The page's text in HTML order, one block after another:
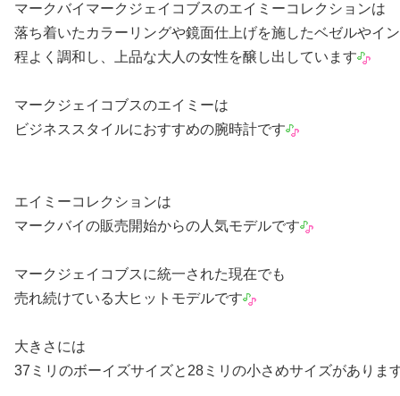
マークバイマークジェイコブスのエイミーコレクションは
落ち着いたカラーリングや鏡面仕上げを施したベゼルやイ
程よく調和し、上品な大人の女性を醸し出しています
マークジェイコブスのエイミーは
ビジネススタイルにおすすめの腕時計です
エイミーコレクションは
マークバイの販売開始からの人気モデルです
マークジェイコブスに統一された現在でも
売れ続けている大ヒットモデルです
大きさには
37ミリのボーイズサイズと28ミリの小さめサイズがありま